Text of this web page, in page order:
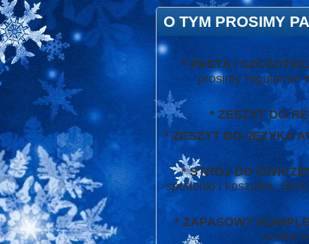
O TYM PROSIMY
* PASTA I
prosimy regularnie
* ZESZYT DO
* ZESZYT DO JĘZYKA
* STRÓJ DO
spodenki i koszulka.
* ZAPASOWY
szafce